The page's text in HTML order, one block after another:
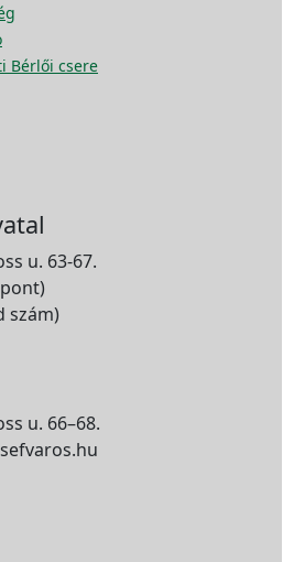
Bérlői csere
u. 63-67.
szám)
u. 66–68.